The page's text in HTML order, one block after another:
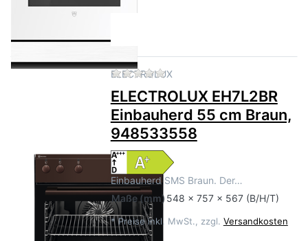
ELECTROLUXZu diesem Produkt liegen
ELECTROLUX EH7L2BR
Einbauherd 55 cm Braun,
948533558
Einbauherd SMS Braun. Der…
Maße (mm) 548 x 757 x 567 (B/H/T)
* Preise inkl. MwSt., zzgl. Versandkosten